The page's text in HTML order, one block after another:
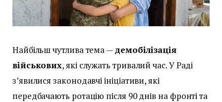
Найбільш чутлива тема —демобілізація
військових, які служать тривалий час. У Раді
з’явилися законодавчі ініціативи, які
передбачають ротацію після 90 днів на фронті та